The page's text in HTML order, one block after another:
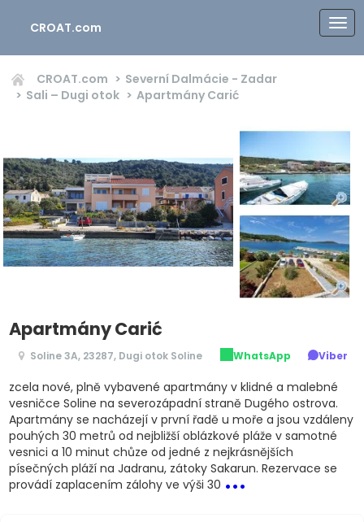
CROAT.com
CROAT.com
Severní Dalmácie - Zadar
Sali – Dugi otok
Apartmány Carić
Apartmány Carić
Soline 3A, 23287, Dugi otok Soline WhatsApp Viber
zcela nové, plně vybavené apartmány v klidné a malebné
vesničce Soline na severozápadní straně Dugého ostrova.
Apartmány se nacházejí v první řadě u moře a jsou vzdáleny
pouhých 30 metrů od nejbližší oblázkové pláže v samotné
vesnici a 10 minut chůze od jedné z nejkrásnějších
písečných pláží na Jadranu, zátoky Sakarun. Rezervace se
provádí zaplacením zálohy ve výši 30 ...